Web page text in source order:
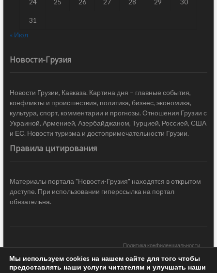
24 25 26 27 28 29 30
31
« Июл
Новости-Грузия
Новости Грузии, Кавказа. Картина дня – главные события,
конфликты и происшествия, политика, бизнес, экономика,
культура, спорт, комментарии и прогнозы. Отношения Грузии с
Украиной, Арменией, Азербайджаном, Турцией, Россией, США
и ЕС. Новости туризма и достопримечательности Грузии.
Правила цитирования
Материалы портала "Новости-Грузия" находятся в открытом
доступе. При использовании гиперссылка на портал
обязательна.
Политика конфиденциальности
Новости Грузии| Black Sea Press LTD © 2020 All Rights Reserved /
Мы используем cookies на нашем сайте для того чтобы
предоставлять наши услуги читателям и улучшать наши